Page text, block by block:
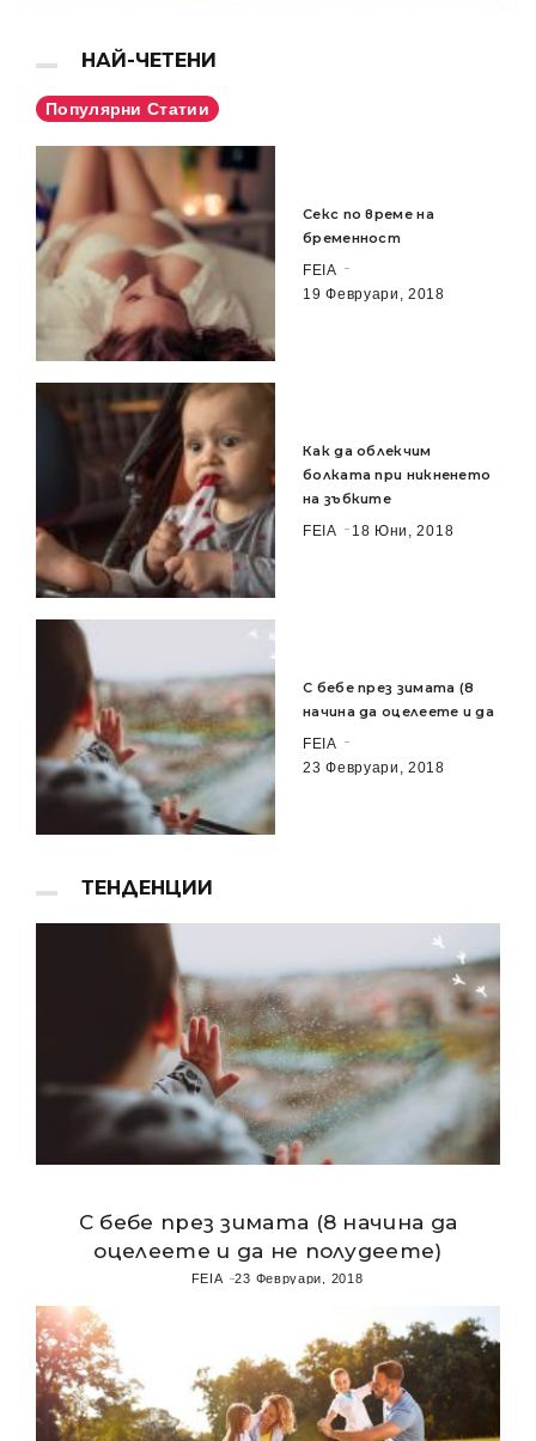
НАЙ-ЧЕТЕНИ
Популярни Статии
Секс по време на
бременност
FEIA
19 Февруари, 2018
Как да облекчим
болката при никненето
на зъбките
FEIA
18 Юни, 2018
С бебе през зимата (8
начина да оцелеете и да
FEIA
23 Февруари, 2018
ТЕНДЕНЦИИ
С бебе през зимата (8 начина да
оцелеете и да не полудеете)
FEIA 23 Февруари, 2018